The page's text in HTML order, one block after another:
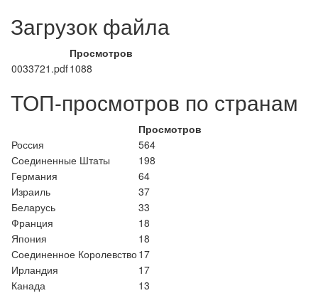
Загрузок файла
Просмотров
0033721.pdf1088
ТОП-просмотров по странам
Просмотров
Россия
564
Соединенные Штаты
198
Германия
64
Израиль
37
Беларусь
33
Франция
18
Япония
18
Соединенное Королевство17
Ирландия
17
Канада
13